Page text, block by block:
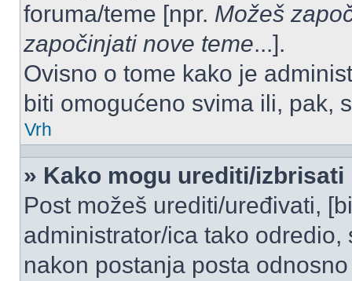
foruma/teme [npr. Možeš
započinjati nove teme...].
Ovisno o tome kako je
biti omogućeno svima ili, pak,
Vrh
» Kako mogu urediti/izbrisati
Post možeš urediti/uređivati,
administrator/ica tako
nakon postanja posta